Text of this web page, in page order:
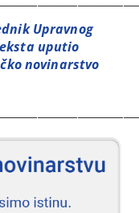
Upravnog
uputio
novinarstvo